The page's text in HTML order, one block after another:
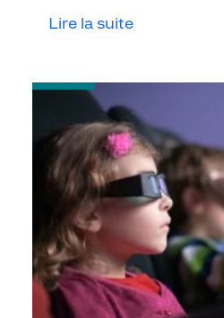
Lire la suite
-
technologie
3D
déconseillée
pour
vision
des
plus
jeunes